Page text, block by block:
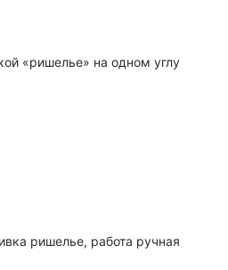
«ришелье» на одном углу
ришелье, работа ручная